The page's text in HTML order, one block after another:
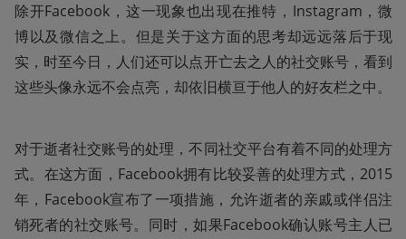
除开Facebook，这一现象也出现在推特，Instagram，微
博以及微信之上。但是关于这方面的思考却远远落后于现
实，时至今日，人们还可以点开亡去之人的社交账号，看到
这些头像永远不会点亮，却依旧横亘于他人的好友栏之中。
对于逝者社交账号的处理，不同社交平台有着不同的处理方
式。在这方面，Facebook拥有比较妥善的处理方式，2015
年，Facebook宣布了一项措施，允许逝者的亲戚或伴侣注
销死者的社交账号。同时，如果Facebook确认账号主人已